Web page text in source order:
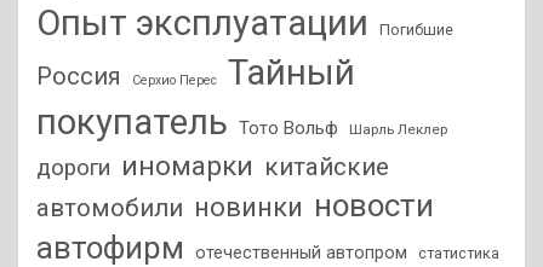
Опыт эксплуатации Погибшие
Россия Серхио Перес
Тайный
покупатель Тото Вольф Шарль Леклер
дороги иномарки китайские
автомобили новинки новости
автофирм
отечественный автопром статистика